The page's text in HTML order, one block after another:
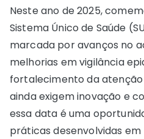
Neste ano de 2025,
Sistema Único de Saúde
marcada por avanços no
melhorias em vigilância
fortalecimento da atenção
ainda exigem inovação e
essa data é uma
práticas desenvolvidas em